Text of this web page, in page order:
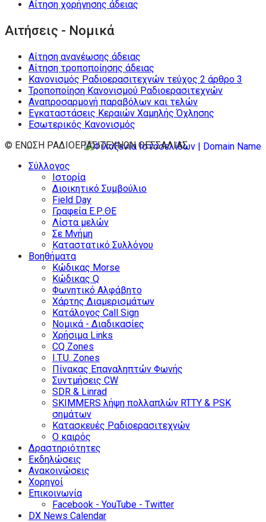
Αίτηση χορήγησης άδειας
Αιτήσεις - Νομικά
Αίτηση ανανέωσης άδειας
Αίτηση τροποποίησης άδειας
Κανονισμός Ραδιοερασιτεχνών τεύχος 2 άρθρο 3
Τροποποίηση Κανονισμού Ραδιοερασιτεχνών
Αναπροσαρμογή παραβόλων και τελών
Εγκαταστάσεις Κεραιών Χαμηλής Όχλησης
Εσωτερικός Κανονισμός
© ΕΝΩΣΗ ΡΑΔΙΟΕΡΑΣΙΤΕΧΝΩΝ ΘΕΣΣΑΛΙΑΣ
Σύλλογος
Ιστορία
Διοικητικό Συμβούλιο
Field Day
Γραφεία Ε.Ρ.ΘΕ
Λίστα μελών
Σε Μνήμη
Καταστατικό Συλλόγου
Βοηθήματα
Κώδικας Morse
Κώδικας Q
Φωνητικό Αλφάβητο
Χάρτης Διαμερισμάτων
Κατάλογος Call Sign
Νομικά - Διαδικασίες
Χρήσιμα Links
CQ Zones
I.T.U. Zones
Πίνακας Επαναληπτών Φωνής
Συντμήσεις CW
SDR & Linrad
SKIMMERS λήψη πολλαπλών RTTY & PSK
σημάτων
Κατασκευές Ραδιοερασιτεχνών
Ο καιρός
Δραστηριότητες
Εκδηλώσεις
Ανακοινώσεις
Χορηγοί
Επικοινωνία
Facebook - YouTube - Twitter
DX News Calendar